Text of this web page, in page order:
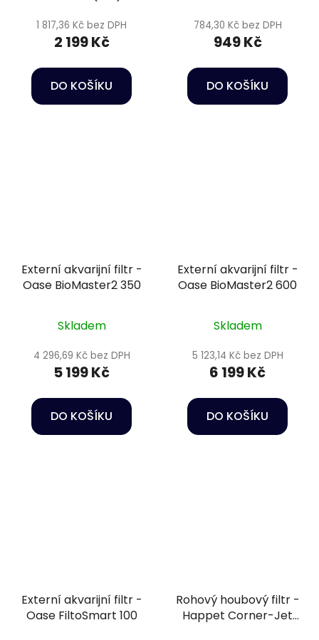
1 817,36 Kč bez DPH
2 199 Kč
DO KOŠÍKU
784,30 Kč bez DPH
949 Kč
DO KOŠÍKU
Externí akvarijní filtr -
Oase BioMaster2 350
Skladem
4 296,69 Kč bez DPH
5 199 Kč
DO KOŠÍKU
Externí akvarijní filtr -
Oase BioMaster2 600
Skladem
5 123,14 Kč bez DPH
6 199 Kč
DO KOŠÍKU
Externí akvarijní filtr -
Oase FiltoSmart 100
Rohový houbový filtr -
Happet Corner-Jet